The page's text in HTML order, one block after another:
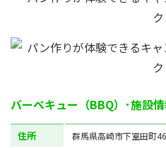
バーベキュー（BBQ）･施設
住所 群馬県高崎市下室田町